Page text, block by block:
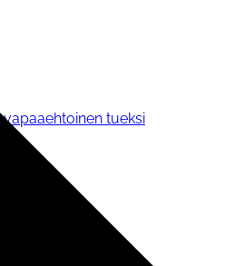
tueksi